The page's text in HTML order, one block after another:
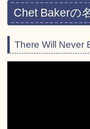
Chet Bakerの
There Will Never